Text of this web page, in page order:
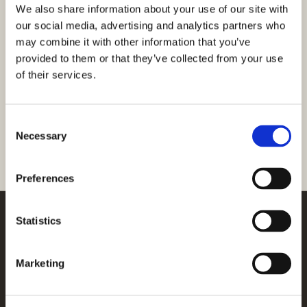
We also share information about your use of our site with
our social media, advertising and analytics partners who
may combine it with other information that you’ve
provided to them or that they’ve collected from your use
of their services.
Selection
Necessary
Preferences
Statistics
Marketing
Povezane kategorije
Nekretnine u Tribunju obuhvaćaju cjelokupnu ponudu.
Novogradnja u Tribunju
uključuje i kuće.
Novogradnja kuće u
novogradnja stanovi
u Vodicamai
Trebate stručni savjet?